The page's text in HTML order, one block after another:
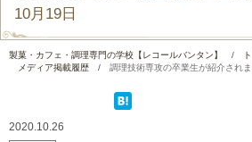
10月19日
製菓・カフェ・調理専門の学校【レコールバンタン】 /
メディア掲載履歴
/ 調理技術専攻の卒業生が紹介され
2020.10.26